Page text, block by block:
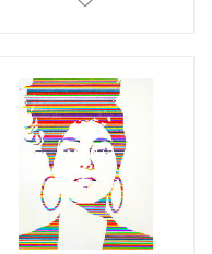
Premium Print,
Fotopapier